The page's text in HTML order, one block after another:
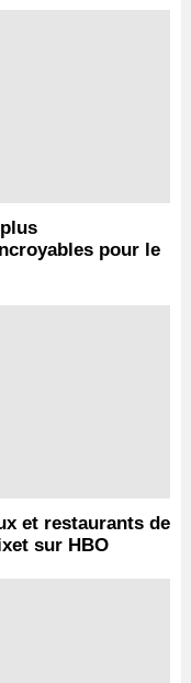
pour le
et restaurants de
sur HBO